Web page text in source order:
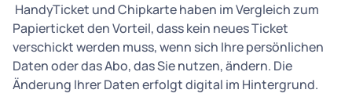
HandyTicket und Chipkarte haben im Vergleich zum
Papierticket den Vorteil, dass kein neues Ticket
verschickt werden muss, wenn sich Ihre persönlichen
Daten oder das Abo, das Sie nutzen, ändern. Die
Änderung Ihrer Daten erfolgt digital im Hintergrund.